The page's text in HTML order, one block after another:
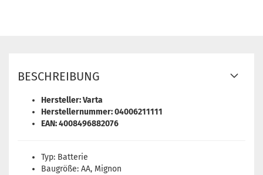
BESCHREIBUNG
Hersteller: Varta
Herstellernummer: 04006211111
EAN: 4008496882076
Typ: Batterie
Baugröße: AA, Mignon